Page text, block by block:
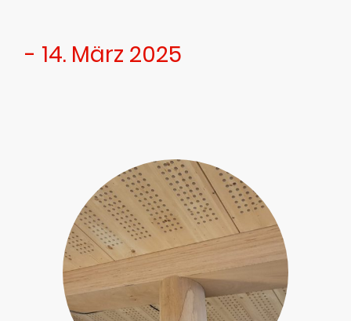
- 14. März 2025